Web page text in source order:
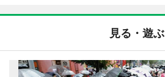
見る・遊ぶ